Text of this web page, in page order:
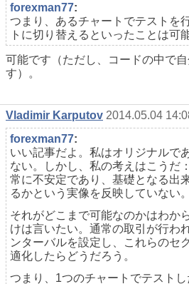
forexman77:
つまり、あるチャートでテストを
トに切り替えるといったことは可
可能です（ただし、コードの中で
す）。
Vladimir Karputov 2014.05.04
forexman77:
いい記事だよ。私はオリジナルで
ない。しかし、私の考えはこうだ
常に不安定であり、基礎となる出
るかという実像を反映していない。
それがどこまで可能なのかはわか
けは言いたい。通常の取引が行わ
ンターバルを設定し、これらのセ
適化したらどうだろう。
つまり、1つのチャートでテスト